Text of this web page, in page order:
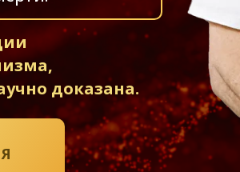
доказана.